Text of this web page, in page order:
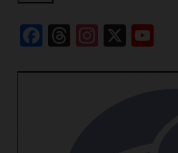
Facebook
Threads
Instagram
X